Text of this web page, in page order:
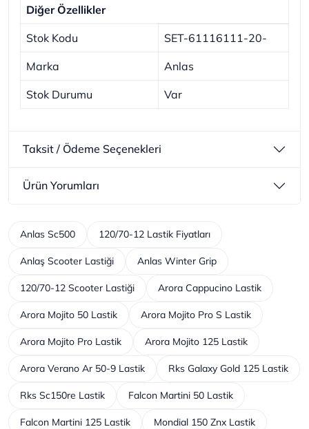
Diğer Özellikler
Stok Kodu SET-61116111-20-
Marka Anlas
Stok Durumu Var
Taksit / Ödeme Seçenekleri
Ürün Yorumları
Anlas Sc500 120/70-12 Lastik Fiyatları
Anlaş Scooter Lastiği Anlas Winter Grip
120/70-12 Scooter Lastiği Arora Cappucino Lastik
Arora Mojito 50 Lastik Arora Mojito Pro S Lastik
Arora Mojito Pro Lastik Arora Mojito 125 Lastik
Arora Verano Ar 50-9 Lastik Rks Galaxy Gold 125 Lastik
Rks Sc150re Lastik Falcon Martini 50 Lastik
Falcon Martini 125 Lastik Mondial 150 Znx Lastik